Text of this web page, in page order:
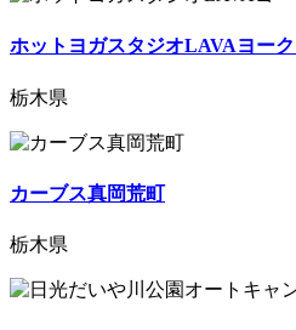
ホットヨガスタジオLAVAヨー
栃木県
カーブス真岡荒町
栃木県